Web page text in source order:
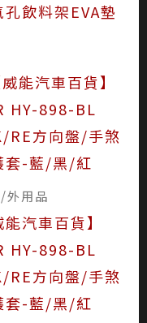
孔飲料架EVA墊
外用品
能汽車百貨】
HY-898-BL
RE方向盤/手煞
套-藍/黑/紅